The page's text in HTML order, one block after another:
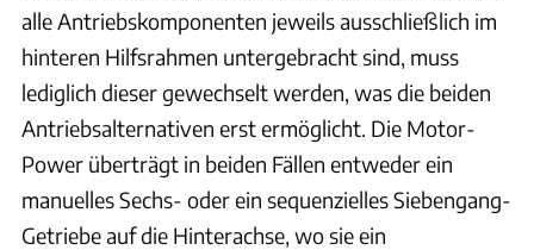
alle Antriebskomponenten jeweils ausschließlich im
hinteren Hilfsrahmen untergebracht sind, muss
lediglich dieser gewechselt werden, was die beiden
Antriebsalternativen erst ermöglicht. Die Motor-
Power überträgt in beiden Fällen entweder ein
manuelles Sechs- oder ein sequenzielles Siebengang-
Getriebe auf die Hinterachse, wo sie ein